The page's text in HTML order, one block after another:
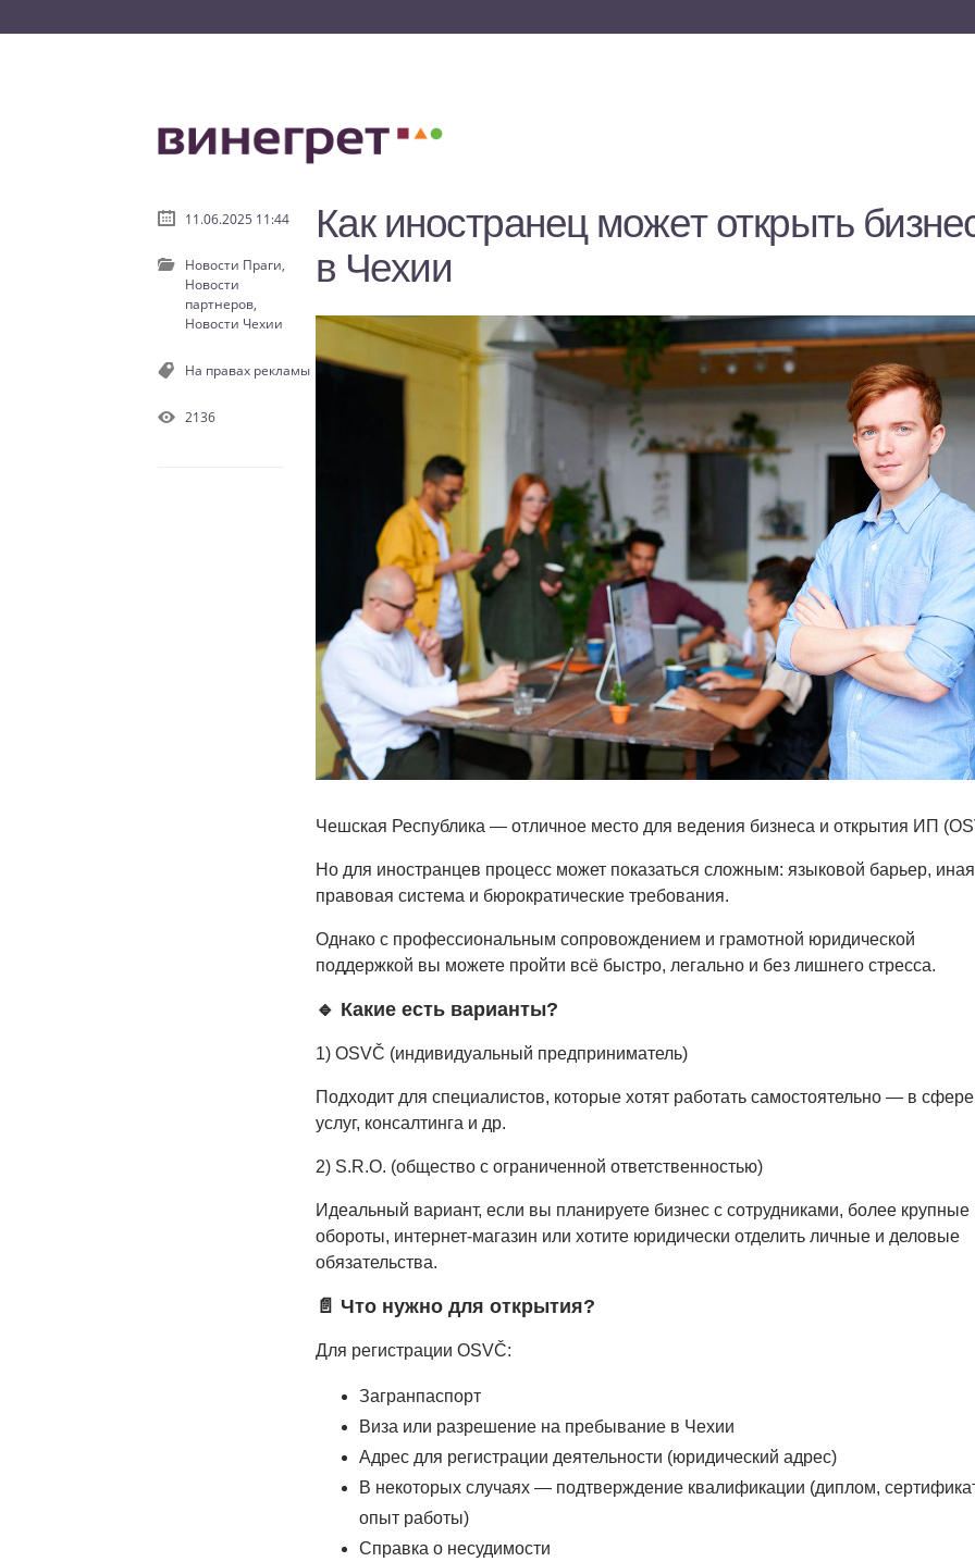
Как иностранец может открыть
в Чехии
Чешская Республика — отличное место для ведения бизнеса и открытия ИП
Но для иностранцев процесс может показаться сложным: языковой барьер, иная
правовая система и бюрократические требования.
Однако с профессиональным сопровождением и грамотной юридической
поддержкой вы можете пройти всё быстро, легально и без лишнего стресса.
🔹 Какие есть варианты?
1) OSVČ (индивидуальный предприниматель)
Подходит для специалистов, которые хотят работать самостоятельно — в сфере
услуг, консалтинга и др.
2) S.R.O. (общество с ограниченной ответственностью)
Идеальный вариант, если вы планируете бизнес с сотрудниками, более крупные
обороты, интернет-магазин или хотите юридически отделить личные и деловые
обязательства.
📄 Что нужно для открытия?
Для регистрации OSVČ:
Загранпаспорт
Виза или разрешение на пребывание в Чехии
Адрес для регистрации деятельности (юридический адрес)
В некоторых случаях — подтверждение квалификации (диплом,
опыт работы)
Справка о несудимости
11.06.2025 11:44
Новости Праги,
Новости
партнеров,
Новости Чехии
На правах рекламы
2136